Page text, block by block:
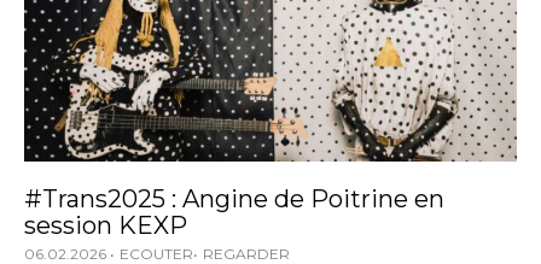
#Trans2025 : Angine de Poitrine en
session KEXP
06.02.2026 ECOUTER REGARDER